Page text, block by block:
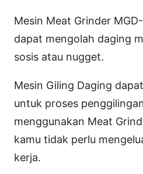
e
r
"
Mesin Meat Grinder
dapat mengolah daging
sosis atau nugget.
Mesin Giling Daging
untuk proses
menggunakan Meat
kamu tidak perlu
kerja.